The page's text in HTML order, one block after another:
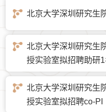
北京大学深圳研究生
北京大学深圳研究生
授实验室拟招聘助研1
北京大学深圳研究生
授实验室拟招聘co-PI